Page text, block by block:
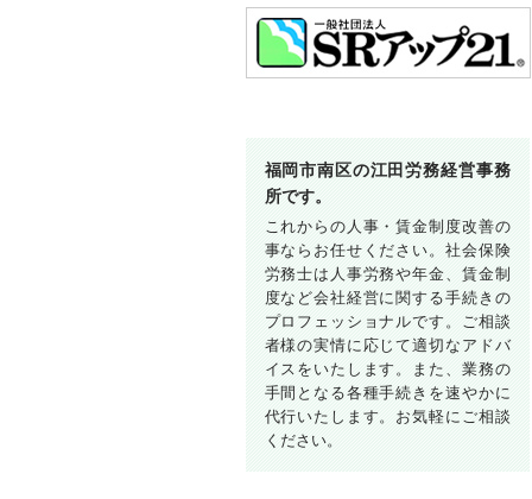
福岡市南区の江田労務経営事務
所です。
これからの人事・賃金制度改善の
事ならお任せください。社会保険
労務士は人事労務や年金、賃金制
度など会社経営に関する手続きの
プロフェッショナルです。ご相談
者様の実情に応じて適切なアドバ
イスをいたします。また、業務の
手間となる各種手続きを速やかに
代行いたします。お気軽にご相談
ください。